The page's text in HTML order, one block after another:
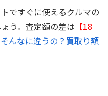
ですぐに使えるクルマの
う。査定額の差は 【18
んなに違うの？買取り額